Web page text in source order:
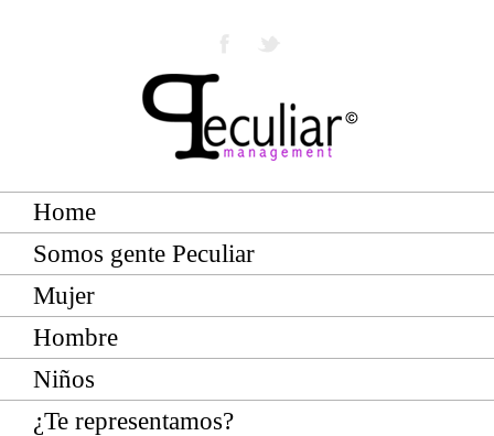
Home
Somos gente Peculiar
Mujer
Hombre
Niños
¿Te representamos?